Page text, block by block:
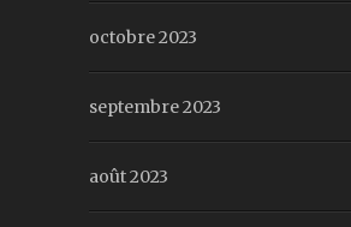
octobre 2023
septembre 2023
août 2023